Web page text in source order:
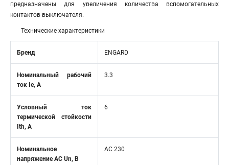
предназначены для увеличения количества вспомогательных
контактов выключателя.
Технические характеристики
Бренд ENGARD
Номинальный рабочий
ток Ie, A
3.3
Условный ток
термической стойкости
Ith, А
6
Номинальное
напряжение АС Un, В
АС 230